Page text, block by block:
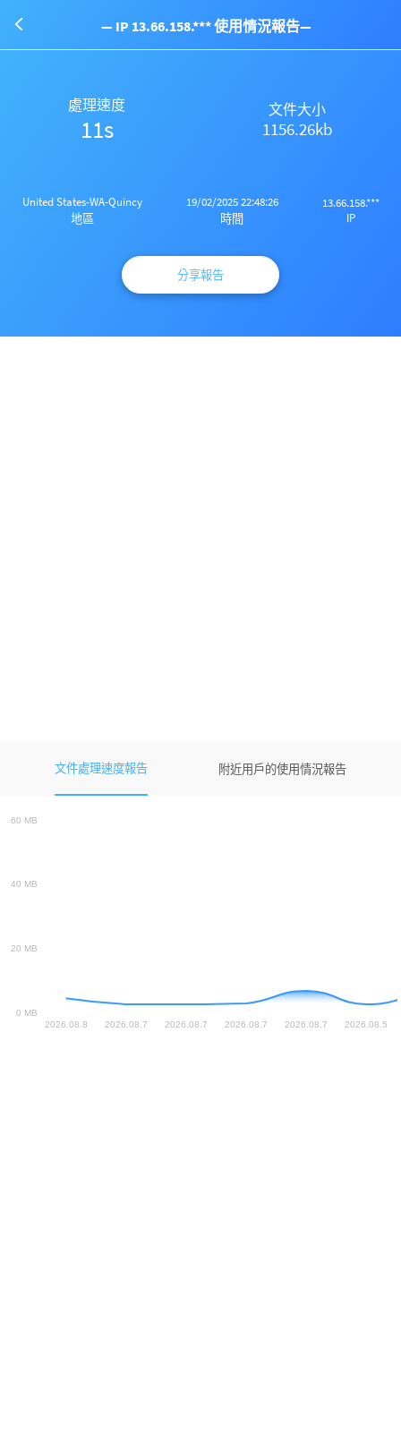
— IP 13.66.158.*** 使用情況報告—
處理速度
11s
文件大小
1156.26kb
United States-WA-Quincy
地區
19/02/2025 22:48:26
時間
13.66.158.***
IP
分享報告
文件處理速度報告 附近用戶的使用情況報告